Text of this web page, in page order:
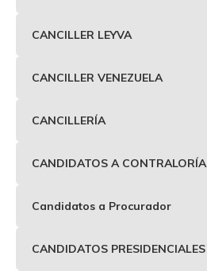
CANCILLER LEYVA
CANCILLER VENEZUELA
CANCILLERÍA
CANDIDATOS A CONTRALORÍA
Candidatos a Procurador
CANDIDATOS PRESIDENCIALES